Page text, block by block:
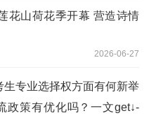
花山荷花季开幕 营造诗情
2026-06-27
生专业选择权方面有何新举
政策有优化吗？一文get↓-